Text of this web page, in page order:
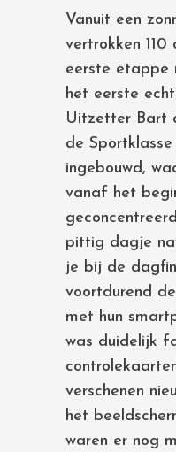
Vanuit een
vertrokken 110
eerste etappe
het eerste
Uitzetter Bart
de
ingebouwd,
vanaf het
pittig dagje
je bij de
voortdurend
met hun
was duidelijk
verschenen
het
waren er nog